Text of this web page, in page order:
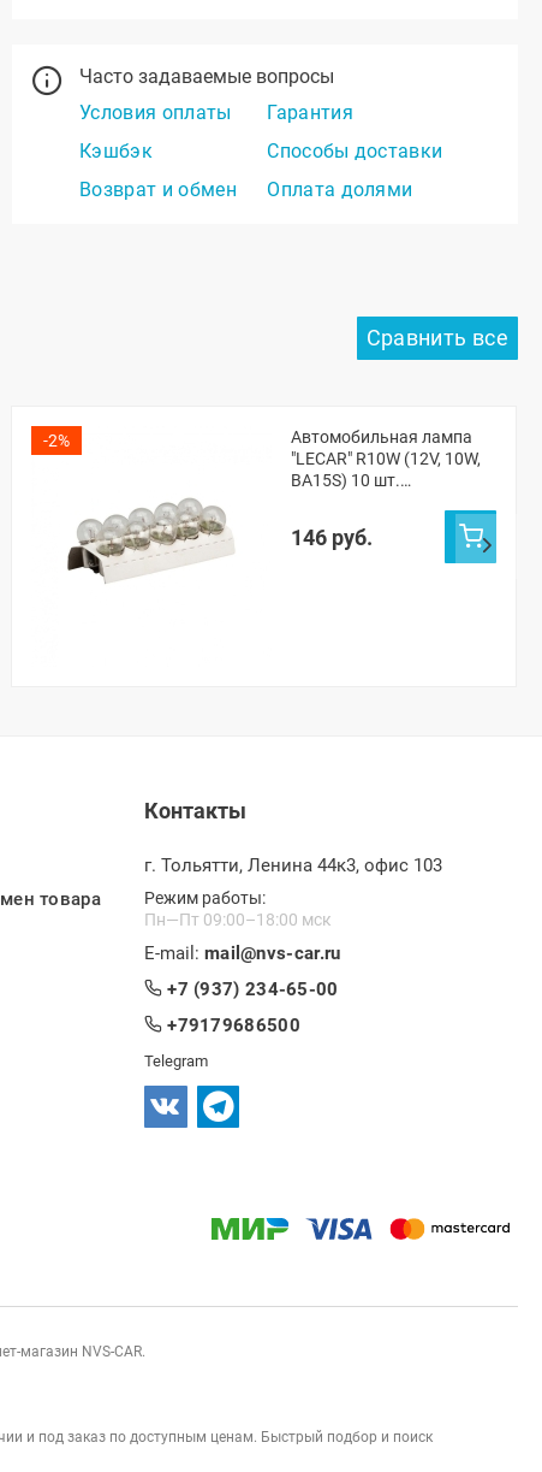
Часто задаваемые вопросы
Условия оплаты
Гарантия
Кэшбэк
Способы доставки
Возврат и обмен
Оплата долями
-2%
Автомобильная лампа
"LECAR" R10W (12V, 10W,
BA15S) 10 шт.
146 руб.
товара
Контакты
г. Тольятти, Ленина 44к3, офис 103
Режим работы:
Пн—Пт 09:00–18:00 мск
E-mail: mail@nvs-car.ru
+7 (937) 234-65-00
+79179686500
Telegram
магазин NVS-CAR.
и под заказ по доступным ценам. Быстрый подбор и поиск